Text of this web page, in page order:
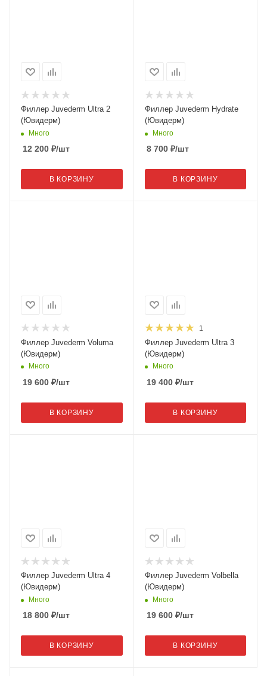
Филлер Juvederm Ultra 2
(Ювидерм)
Много
12 200 ₽/шт
В КОРЗИНУ
Филлер Juvederm Hydrate
(Ювидерм)
Много
8 700₽/шт
В КОРЗИНУ
Филлер Juvederm Voluma
(Ювидерм)
Много
19 600 ₽/шт
В КОРЗИНУ
1
Филлер Juvederm Ultra 3
(Ювидерм)
Много
19 400₽/шт
В КОРЗИНУ
Филлер Juvederm Ultra 4
(Ювидерм)
Много
18 800 ₽/шт
В КОРЗИНУ
Филлер Juvederm Volbella
(Ювидерм)
Много
19 600₽/шт
В КОРЗИНУ